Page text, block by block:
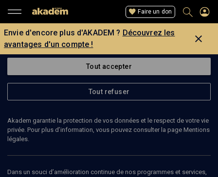
Faire un don
Envie d'encore plus d'AKADEM ? Découvrez les
avantages d'un compte !
Tout accepter
Tout refuser
Akadem garantie la protection de vos données et le respect de votre vie
privée. Pour plus d’information, vous pouvez consulter la page Mentions
légales.
Dans un souci d’amélioration continue de nos programmes et services,